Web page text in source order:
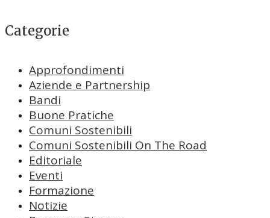
Categorie
Approfondimenti
Aziende e Partnership
Bandi
Buone Pratiche
Comuni Sostenibili
Comuni Sostenibili On The Road
Editoriale
Eventi
Formazione
Notizie